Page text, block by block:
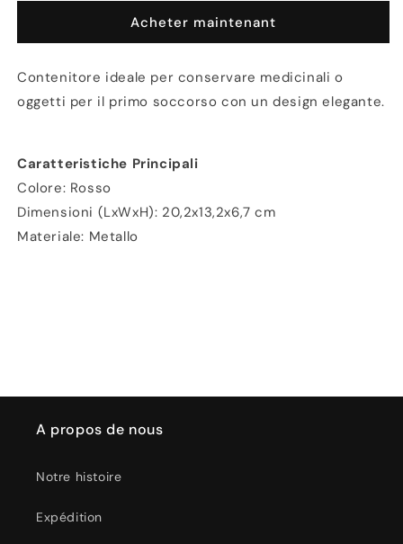
Primo
20,2x13,2x6,7
cm
metallo
Primo
20,2x13,2x6,7
cm
Acheter maintenant
Contenitore ideale per conservare medicinali o
oggetti per il primo soccorso con un design elegante.
Caratteristiche Principali
Colore: Rosso
Dimensioni (LxWxH): 20,2x13,2x6,7 cm
Materiale: Metallo
A propos de nous
Notre histoire
Expédition